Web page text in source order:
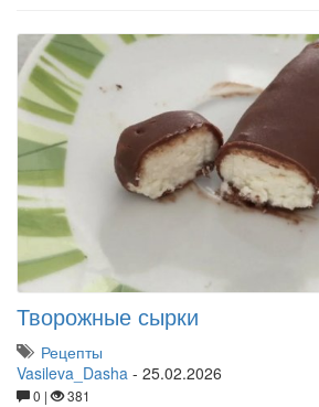
Творожные сырки
Рецепты
Vasileva_Dasha - 25.02.2026
0 | 381